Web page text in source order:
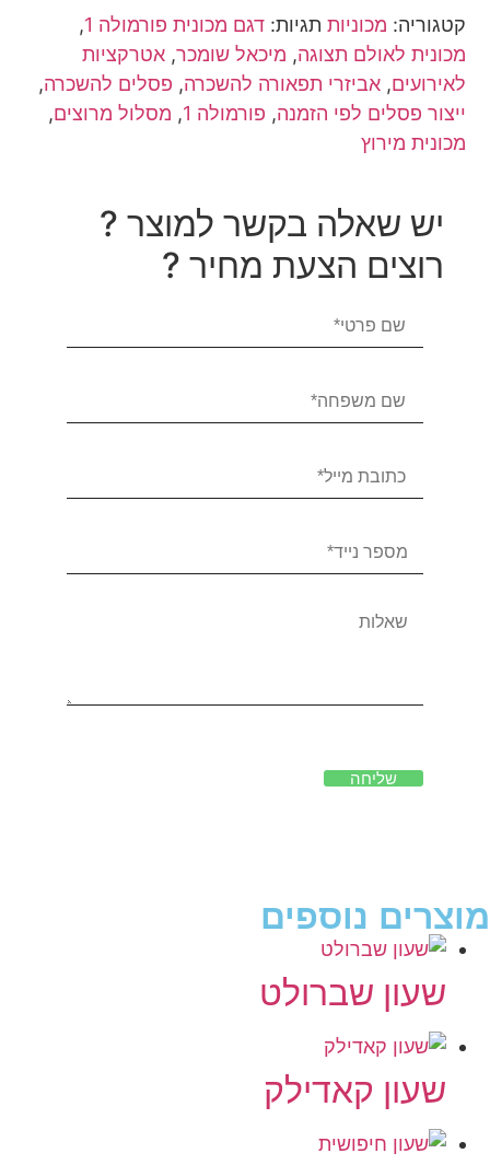
קטגוריה: מכוניות תגיות: דגם מכונית פורמולה 1
,
מכונית לאולם תצוגה, מיכאל שומכר,אטרקציות
לאירועים,אביזרי תפאורה להשכרה, פסלים להשכרה,
ייצור פסלים לפי הזמנה, פורמולה 1 , מסלול מרוצים,
מכונית מירוץ
יש שאלה בקשר למוצר ?
רוצים הצעת מחיר ?
שליחה
מוצרים נוספים
שעון שברולט
שעון קאדילק